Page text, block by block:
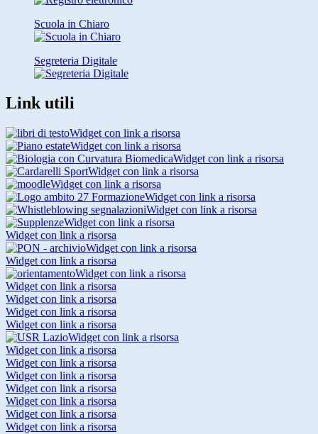
Scuola in Chiaro
Segreteria Digitale
Link utili
Widget con link a risorsa
Widget con link a risorsa
Widget con link a risorsa
Widget con link a risorsa
Widget con link a risorsa
Widget con link a risorsa
Widget con link a risorsa
Widget con link a risorsa
Widget con link a risorsa
Widget con link a risorsa
Widget con link a risorsa
Widget con link a risorsa
Widget con link a risorsa
Widget con link a risorsa
Widget con link a risorsa
Widget con link a risorsa
Widget con link a risorsa
Widget con link a risorsa
Widget con link a risorsa
Widget con link a risorsa
Widget con link a risorsa
Widget con link a risorsa
Widget con link a risorsa
Widget con link a risorsa